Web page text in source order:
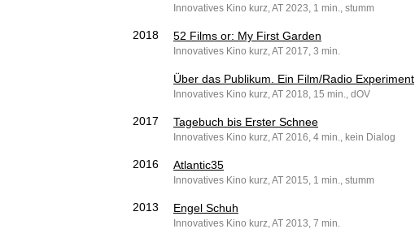
Innovatives Kino kurz, AT 2023, 1 min., stumm
2018 52 Films or: My First Garden
Innovatives Kino kurz, AT 2017, 3 min.
Über das Publikum. Ein Film/Radio Experiment
Innovatives Kino kurz, AT 2018, 15 min., dOV
2017 Tagebuch bis Erster Schnee
Innovatives Kino kurz, AT 2016, 4 min., kein Dialog
2016 Atlantic35
Innovatives Kino kurz, AT 2015, 1 min., stumm
2013 Engel Schuh
Innovatives Kino kurz, AT 2013, 7 min.